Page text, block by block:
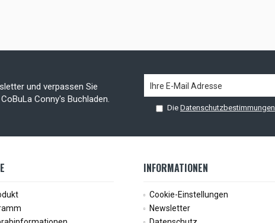
und verpassen Sie
Conny's Buchladen.
Die Datenschutzbestimmungen
INFORMATIONEN
Cookie-Einstellungen
Newsletter